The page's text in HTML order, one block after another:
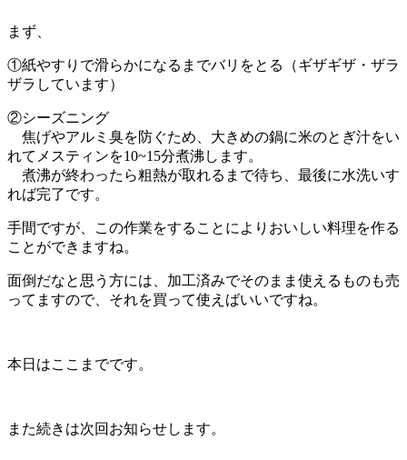
まず、
①紙やすりで滑らかになるまでバリをとる（ギザギザ・ザラ
ザラしています）
②シーズニング
焦げやアルミ臭を防ぐため、大きめの鍋に米のとぎ汁をい
れてメスティンを10~15分煮沸します。
煮沸が終わったら粗熱が取れるまで待ち、最後に水洗いす
れば完了です。
手間ですが、この作業をすることによりおいしい料理を作る
ことができますね。
面倒だなと思う方には、加工済みでそのまま使えるものも売
ってますので、それを買って使えばいいですね。
本日はここまでです。
また続きは次回お知らせします。